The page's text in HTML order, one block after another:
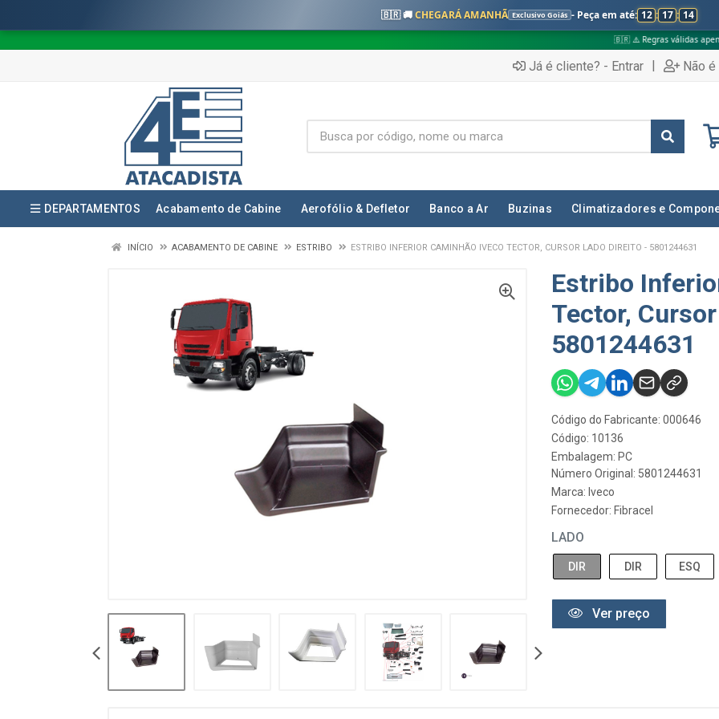
🇧🇷 🚚CHEGARÁ AMANHÃ Exclusivo Goiás - Peça em até: 12 : 17 : 13
🇧🇷 ⚠️ Regras válidas apenas para:
Já é cliente? - Entrar | Não
DEPARTAMENTOS Acabamento de Cabine Aerofólio & Defletor Banco a Ar Buzinas Climatizadores e
INÍCIO ACABAMENTO DE CABINE ESTRIBO ESTRIBO INFERIOR CAMINHÃO IVECO TECTOR, CURSOR LADO DIREITO - 5801244631
Estribo
Tector,
5801244631
Código do Fabricante: 000646
Código: 10136
Embalagem: PC
Número Original: 5801244631
Marca: Iveco
Fornecedor: Fibracel
LADO
DIR DIR ESQ
Ver preço